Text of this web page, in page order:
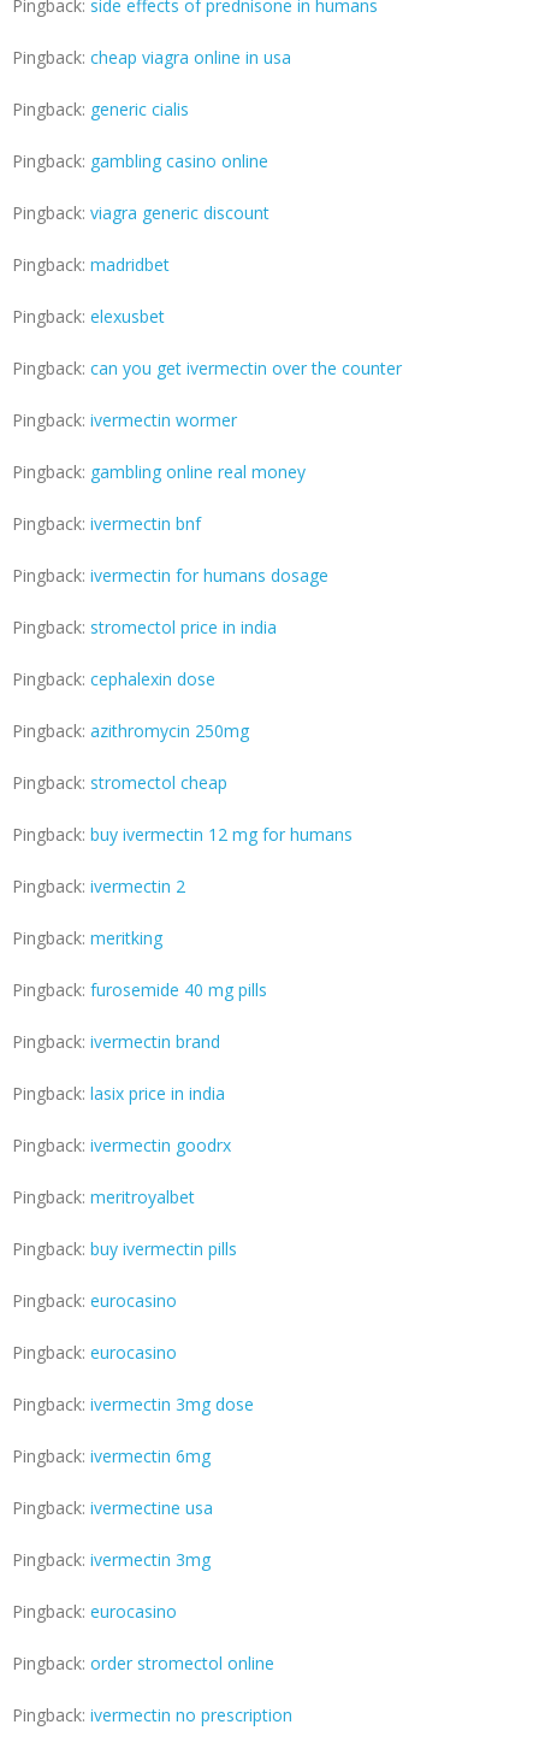
Pingback: side effects of prednisone in humans
Pingback: cheap viagra online in usa
Pingback: generic cialis
Pingback: gambling casino online
Pingback: viagra generic discount
Pingback: madridbet
Pingback: elexusbet
Pingback: can you get ivermectin over the counter
Pingback: ivermectin wormer
Pingback: gambling online real money
Pingback: ivermectin bnf
Pingback: ivermectin for humans dosage
Pingback: stromectol price in india
Pingback: cephalexin dose
Pingback: azithromycin 250mg
Pingback: stromectol cheap
Pingback: buy ivermectin 12 mg for humans
Pingback: ivermectin 2
Pingback: meritking
Pingback: furosemide 40 mg pills
Pingback: ivermectin brand
Pingback: lasix price in india
Pingback: ivermectin goodrx
Pingback: meritroyalbet
Pingback: buy ivermectin pills
Pingback: eurocasino
Pingback: eurocasino
Pingback: ivermectin 3mg dose
Pingback: ivermectin 6mg
Pingback: ivermectine usa
Pingback: ivermectin 3mg
Pingback: eurocasino
Pingback: order stromectol online
Pingback: ivermectin no prescription